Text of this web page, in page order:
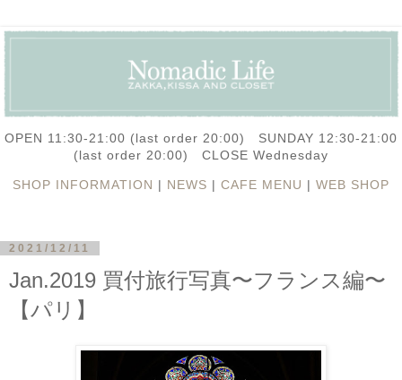
OPEN 11:30-21:00 (last order 20:00) SUNDAY 12:30-21:00
(last order 20:00) CLOSE Wednesday
SHOP INFORMATION | NEWS | CAFE MENU | WEB SHOP
2021/12/11
Jan.2019 買付旅行写真〜フランス編〜
【パリ】